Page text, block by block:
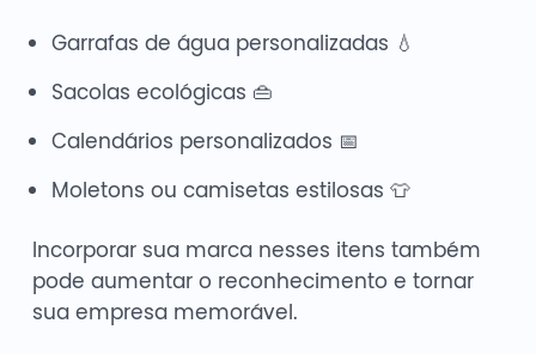
Garrafas de água personalizadas 💧
Sacolas ecológicas 👜
Calendários personalizados 📅
Moletons ou camisetas estilosas 👕
Incorporar sua marca nesses itens também
pode aumentar o reconhecimento e tornar
sua empresa memorável.